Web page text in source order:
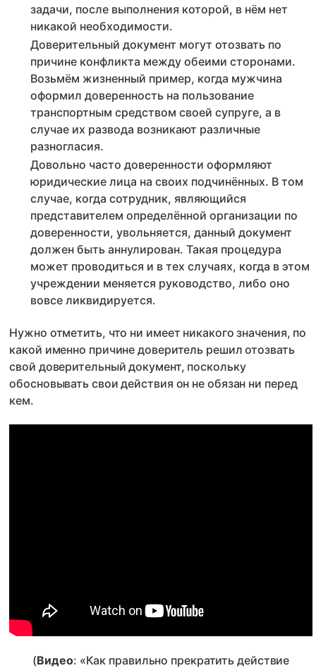
задачи, после выполнения которой, в нём нет
никакой необходимости.
Доверительный документ могут отозвать по
причине конфликта между обеими сторонами.
Возьмём жизненный пример, когда мужчина
оформил доверенность на пользование
транспортным средством своей супруге, а в
случае их развода возникают различные
разногласия.
Довольно часто доверенности оформляют
юридические лица на своих подчинённых. В том
случае, когда сотрудник, являющийся
представителем определённой организации по
доверенности, увольняется, данный документ
должен быть аннулирован. Такая процедура
может проводиться и в тех случаях, когда в этом
учреждении меняется руководство, либо оно
вовсе ликвидируется.
Нужно отметить, что ни имеет никакого значения, по
какой именно причине доверитель решил отозвать
свой доверительный документ, поскольку
обосновывать свои действия он не обязан ни перед
кем.
(Видео: «Как правильно прекратить действие